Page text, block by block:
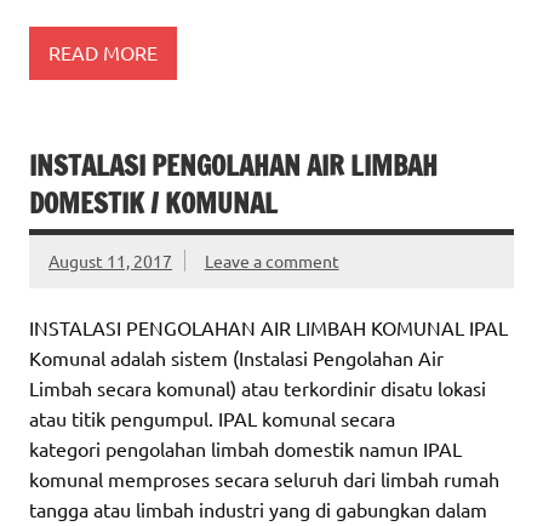
READ MORE
INSTALASI PENGOLAHAN AIR LIMBAH
DOMESTIK / KOMUNAL
August 11, 2017 Leave a comment
INSTALASI PENGOLAHAN AIR LIMBAH KOMUNAL IPAL
Komunal adalah sistem (Instalasi Pengolahan Air
Limbah secara komunal) atau terkordinir disatu lokasi
atau titik pengumpul. IPAL komunal secara
kategori pengolahan limbah domestik namun IPAL
komunal memproses secara seluruh dari limbah rumah
tangga atau limbah industri yang di gabungkan dalam